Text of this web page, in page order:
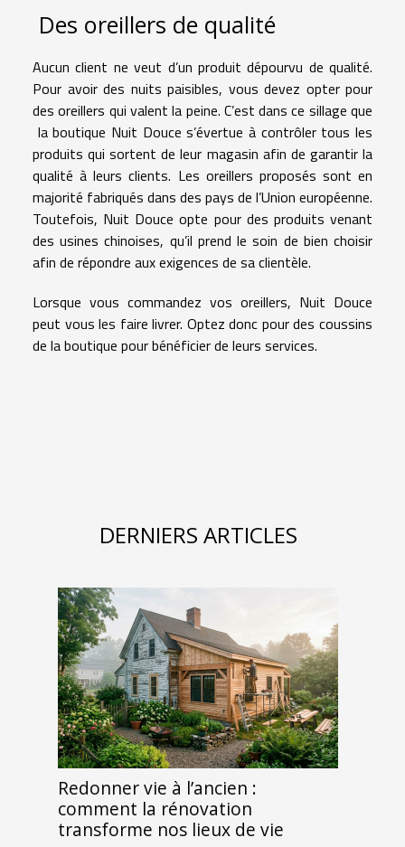
Des oreillers de qualité
Aucun client ne veut d’un produit dépourvu de qualité.
Pour avoir des nuits paisibles, vous devez opter pour
des oreillers qui valent la peine. C’est dans ce sillage que
la boutique Nuit Douce s’évertue à contrôler tous les
produits qui sortent de leur magasin afin de garantir la
qualité à leurs clients. Les oreillers proposés sont en
majorité fabriqués dans des pays de l’Union européenne.
Toutefois, Nuit Douce opte pour des produits venant
des usines chinoises, qu’il prend le soin de bien choisir
afin de répondre aux exigences de sa clientèle.
Lorsque vous commandez vos oreillers, Nuit Douce
peut vous les faire livrer. Optez donc pour des coussins
de la boutique pour bénéficier de leurs services.
DERNIERS ARTICLES
Redonner vie à l’ancien :
comment la rénovation
transforme nos lieux de vie